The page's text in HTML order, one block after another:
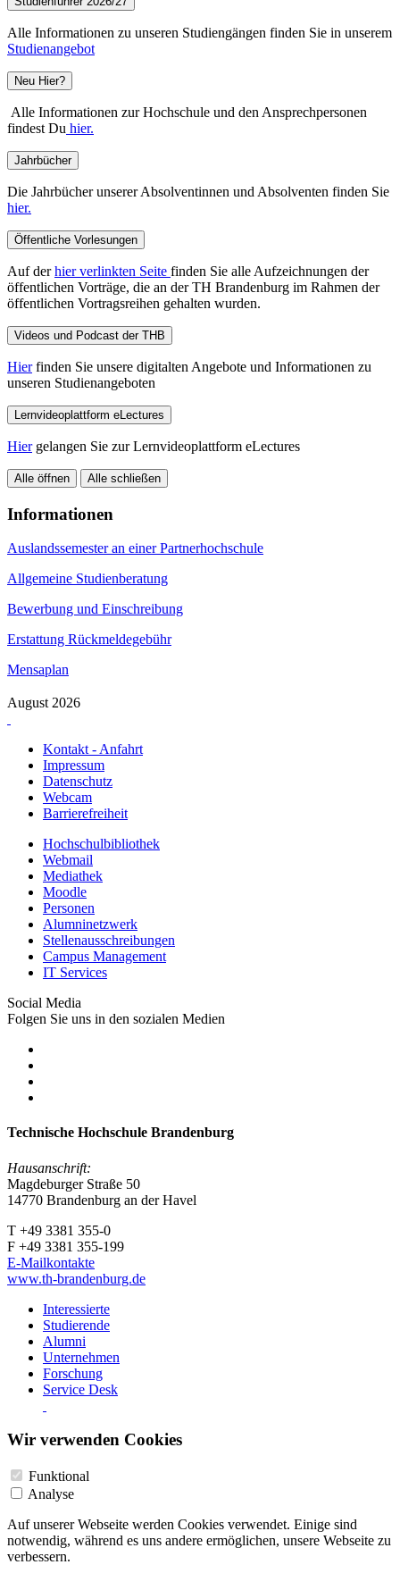
Alle Informationen zu unseren Studiengängen finden Sie in unserem
Studienangebot
Neu Hier?
Alle Informationen zur Hochschule und den Ansprechpersonen
findest Du hier.
Jahrbücher
Die Jahrbücher unserer Absolventinnen und Absolventen finden Sie
hier.
Öffentliche Vorlesungen
Auf derhier verlinkten Seite finden Sie alle Aufzeichnungen der
öffentlichen Vorträge, die an der TH Brandenburg im Rahmen der
öffentlichen Vortragsreihen gehalten wurden.
Videos und Podcast der THB
Hierfinden Sie unsere digitalten Angebote und Informationen zu
unseren Studienangeboten
Lernvideoplattform eLectures
Hiergelangen Sie zur Lernvideoplattform eLectures
Alle öffnen Alle schließen
Informationen
Auslandssemester an einer Partnerhochschule
Allgemeine Studienberatung
Bewerbung und Einschreibung
Erstattung Rückmeldegebühr
Mensaplan
August 2026
Kontakt - Anfahrt
Impressum
Datenschutz
Webcam
Barrierefreiheit
Hochschulbibliothek
Webmail
Mediathek
Moodle
Personen
Alumninetzwerk
Stellenausschreibungen
Campus Management
IT Services
Social Media
Folgen Sie uns in den sozialen Medien
Technische Hochschule Brandenburg
Hausanschrift:
Magdeburger Straße 50
14770 Brandenburg an der Havel
T +49 3381 355-0
F +49 3381 355-199
E-Mailkontakte
www.th-brandenburg.de
Interessierte
Studierende
Alumni
Unternehmen
Forschung
Service Desk
Wir verwenden Cookies
Funktional
Analyse
Auf unserer Webseite werden Cookies verwendet. Einige sind
notwendig, während es uns andere ermöglichen, unsere Webseite zu
verbessern.